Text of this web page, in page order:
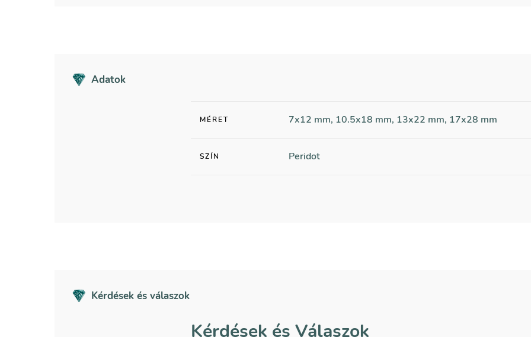
Adatok
MÉRET 7x12 mm, 10.5x18 mm, 13x22 mm, 17x28 mm
SZÍN Peridot
Kérdések és válaszok
Kérdések és Válaszok